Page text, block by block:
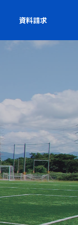
資料請求